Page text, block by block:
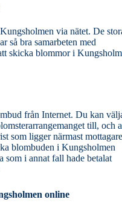
via nätet. De
så bra samarbeten med
skicka blommor i
från Internet. Du kan
till, och
som ligger närmast
blombuden i Kungsholmen
som i annat fall hade betalat
online